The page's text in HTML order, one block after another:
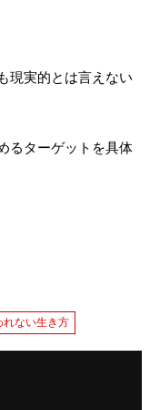
現実的とは言えない
るターゲットを具体
れない生き方